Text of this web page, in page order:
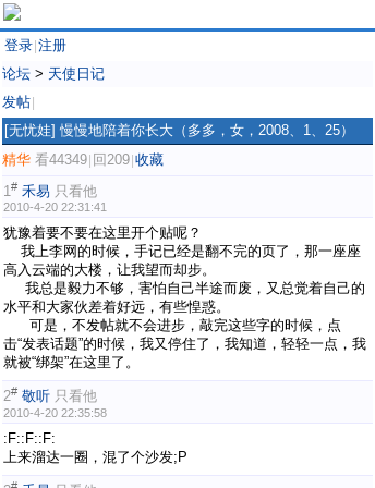
登录 注册
论坛 > 天使日记
发帖
[无忧娃] 慢慢地陪着你长大（多多，女，2008、1、25）
精华 看44349 回209 收藏
1# 禾易 只看他
2010-4-20 22:31:41
犹豫着要不要在这里开个贴呢？
我上李网的时候，手记已经是翻不完的页了，那一座座
高入云端的大楼，让我望而却步。
我总是毅力不够，害怕自己半途而废，又总觉着自己的
水平和大家伙差着好远，有些惶惑。
可是，不发帖就不会进步，敲完这些字的时候，点
击“发表话题”的时候，我又停住了，我知道，轻轻一点，我
就被“绑架”在这里了。
2# 敬听 只看他
2010-4-20 22:35:58
:F::F::F:
上来溜达一圈，混了个沙发;P